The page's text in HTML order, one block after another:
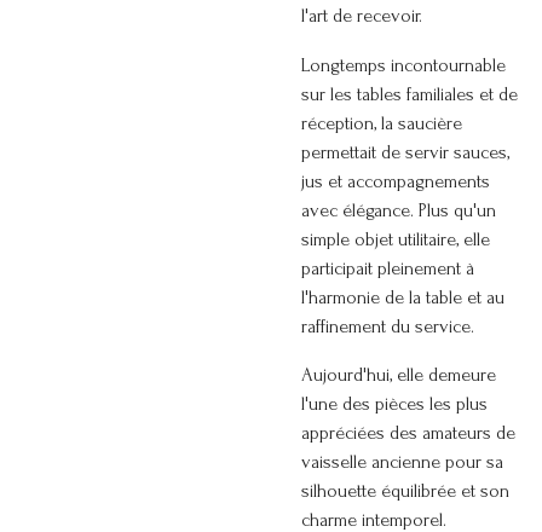
l'art de recevoir.
Longtemps incontournable
sur les tables familiales et de
réception, la saucière
permettait de servir sauces,
jus et accompagnements
avec élégance. Plus qu'un
simple objet utilitaire, elle
participait pleinement à
l'harmonie de la table et au
raffinement du service.
Aujourd'hui, elle demeure
l'une des pièces les plus
appréciées des amateurs de
vaisselle ancienne pour sa
silhouette équilibrée et son
charme intemporel.